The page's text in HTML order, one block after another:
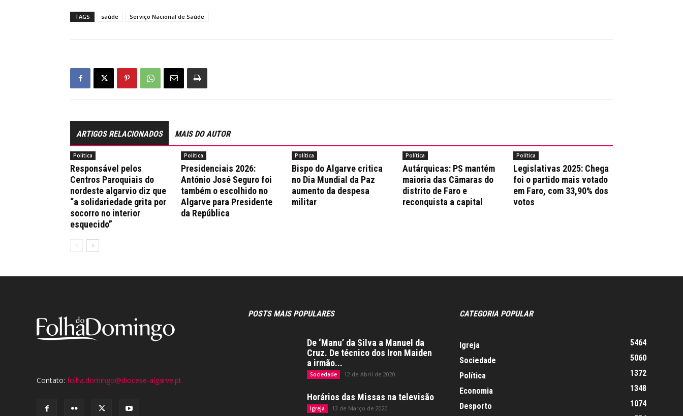
TAGS saúde Serviço Nacional de Saúde
ARTIGOS RELACIONADOS MAIS DO AUTOR
Política
Responsável pelos
Centros Paroquiais do
nordeste algarvio diz que
“a solidariedade grita por
socorro no interior
esquecido”
Política
Presidenciais 2026:
António José Seguro foi
também o escolhido no
Algarve para Presidente
da República
Política
Bispo do Algarve critica
no Dia Mundial da Paz
aumento da despesa
militar
Política
Autárquicas: PS mantém
maioria das Câmaras do
distrito de Faro e
reconquista a capital
Política
Legislativas 2025: Chega
foi o partido mais votado
em Faro, com 33,90% dos
votos
Contato: folha.domingo@diocese-algarve.pt
POSTS MAIS POPULARES
De ‘Manu’ da Silva a Manuel da
Cruz. De técnico dos Iron Maiden
a irmão...
Sociedade 12 de Abril de 2020
Horários das Missas na televisão
Igreja 13 de Março de 2020
CATEGORIA POPULAR
Igreja
5464
Sociedade
5060
Política
1372
Economia
1348
Desporto
1074